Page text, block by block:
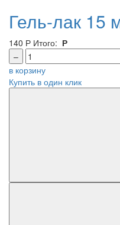
Гель-лак 15
140 Р Итого: Р
–
в корзину
Купить в один клик